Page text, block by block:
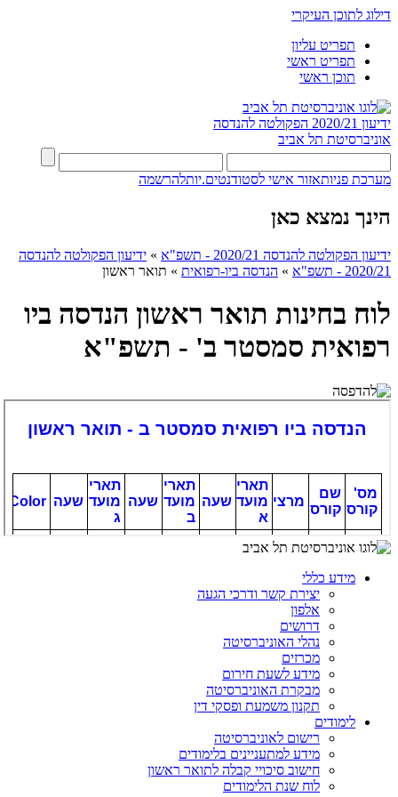
דילוג לתוכן העיקרי
תפריט עליון
תפריט ראשי
תוכן ראשי
ידיעון 2020/21
הפקולטה להנדסה
אוניברסיטת תל אביב
מערכת פניותאזור אישי לסטודנטים.יותלהרשמה
הינך נמצא כאן
ידיעון הפקולטה להנדסה 2020/21 - תשפ"א » ידיעון הפקולטה להנדסה
2020/21 - תשפ"א
» הנדסה ביו-רפואית » תואר ראשון
לוח בחינות תואר ראשון הנדסה ביו
רפואית סמסטר ב' - תשפ"א
מידע כללי
יצירת קשר ודרכי הגעה
אלפון
דרושים
נהלי האוניברסיטה
מכרזים
מידע לשעת חירום
מבקרת האוניברסיטה
תקנון משמעת ופסקי דין
לימודים
רישום לאוניברסיטה
מידע למתעניינים בלימודים
חישוב סיכויי קבלה לתואר ראשון
לוח שנת הלימודים